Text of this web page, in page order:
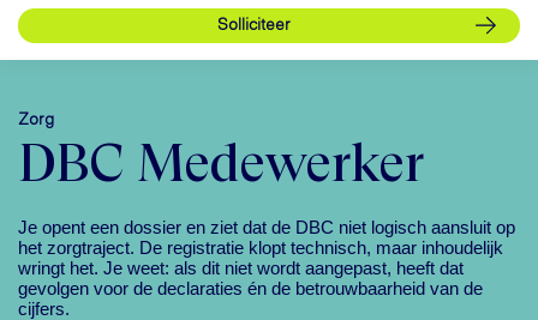
Zorg
DBC Medewerker
Je opent een dossier en ziet dat de DBC niet logisch aansluit op
het zorgtraject. De registratie klopt technisch, maar inhoudelijk
wringt het. Je weet: als dit niet wordt aangepast, heeft dat
gevolgen voor de declaraties én de betrouwbaarheid van de
cijfers.